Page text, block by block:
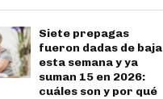
Siete prepagas
fueron dadas de baja
esta semana y ya
suman 15 en 2026:
cuáles son y por qué